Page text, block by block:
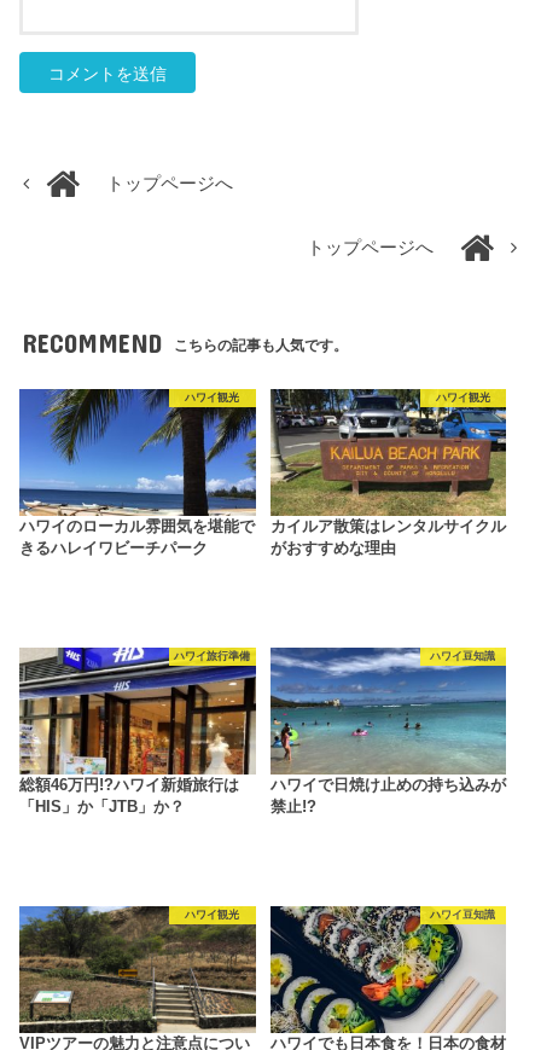
トップページへ
トップページへ
RECOMMEND こちらの記事も人気です。
ハワイ観光
ハワイのローカル雰囲気を堪能で
きるハレイワビーチパーク
ハワイ観光
カイルア散策はレンタルサイクル
がおすすめな理由
ハワイ旅行準備
総額46万円!?ハワイ新婚旅行は
「HIS」か「JTB」か？
ハワイ豆知識
ハワイで日焼け止めの持ち込みが
禁止!?
ハワイ観光
VIPツアーの魅力と注意点につい
ハワイ豆知識
ハワイでも日本食を！日本の食材